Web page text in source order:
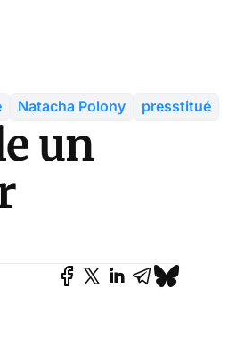
Natacha Polony presstitué
un